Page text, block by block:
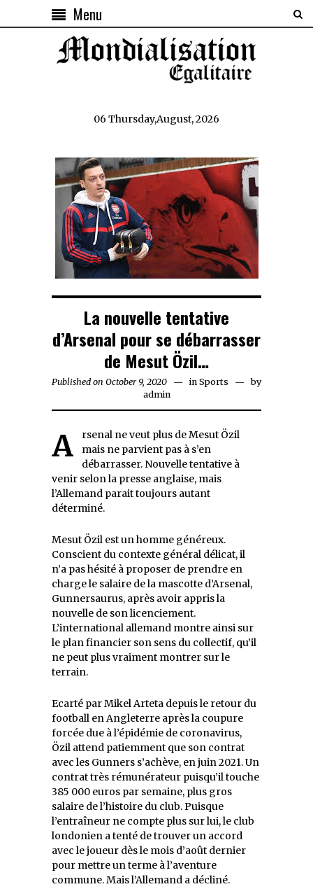
Menu
06 Thursday,August, 2026
La nouvelle tentative
d’Arsenal pour se débarrasser
de Mesut Özil…
Published on October 9, 2020 October
9,
in Sports
by
admin
Arsenal ne veut plus de Mesut Özil
mais ne parvient pas à s’en
débarrasser. Nouvelle tentative à
venir selon la presse anglaise, mais
l’Allemand parait toujours autant
déterminé.
Mesut Özil est un homme généreux.
Conscient du contexte général délicat, il
n’a pas hésité à proposer de prendre en
charge le salaire de la mascotte d’Arsenal,
Gunnersaurus, après avoir appris la
nouvelle de son licenciement.
L’international allemand montre ainsi sur
le plan financier son sens du collectif, qu’il
ne peut plus vraiment montrer sur le
terrain.
Ecarté par Mikel Arteta depuis le retour du
football en Angleterre après la coupure
forcée due à l’épidémie de coronavirus,
Özil attend patiemment que son contrat
avec les Gunners s’achève, en juin 2021. Un
contrat très rémunérateur puisqu’il touche
385 000 euros par semaine, plus gros
salaire de l’histoire du club. Puisque
l’entraîneur ne compte plus sur lui, le club
londonien a tenté de trouver un accord
avec le joueur dès le mois d’août dernier
pour mettre un terme à l’aventure
commune. Mais l’Allemand a décliné.